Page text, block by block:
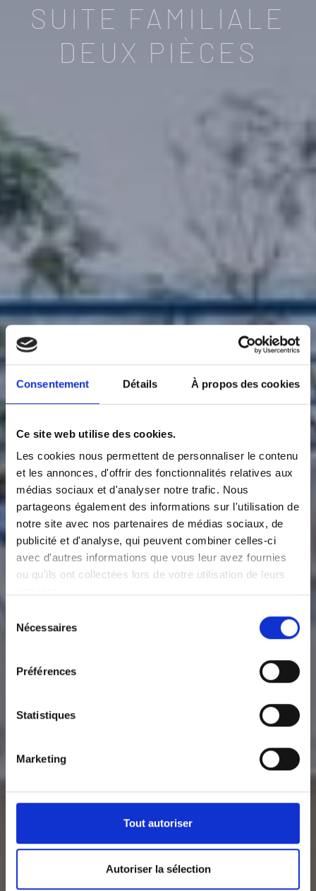
Consentement Détails À propos des cookies
Ce site web utilise des cookies.
Les cookies nous permettent de personnaliser le contenu
et les annonces, d'offrir des fonctionnalités relatives aux
médias sociaux et d'analyser notre trafic. Nous
partageons également des informations sur l'utilisation de
notre site avec nos partenaires de médias sociaux, de
publicité et d'analyse, qui peuvent combiner celles-ci
avec d'autres informations que vous leur avez fournies
ou qu'ils ont collectées lors de votre utilisation de leurs
Nécessaires
Préférences
Statistiques
Marketing
Tout autoriser
Autoriser la sélection
SUITE FAMILIALE
DEUX PIÈCES